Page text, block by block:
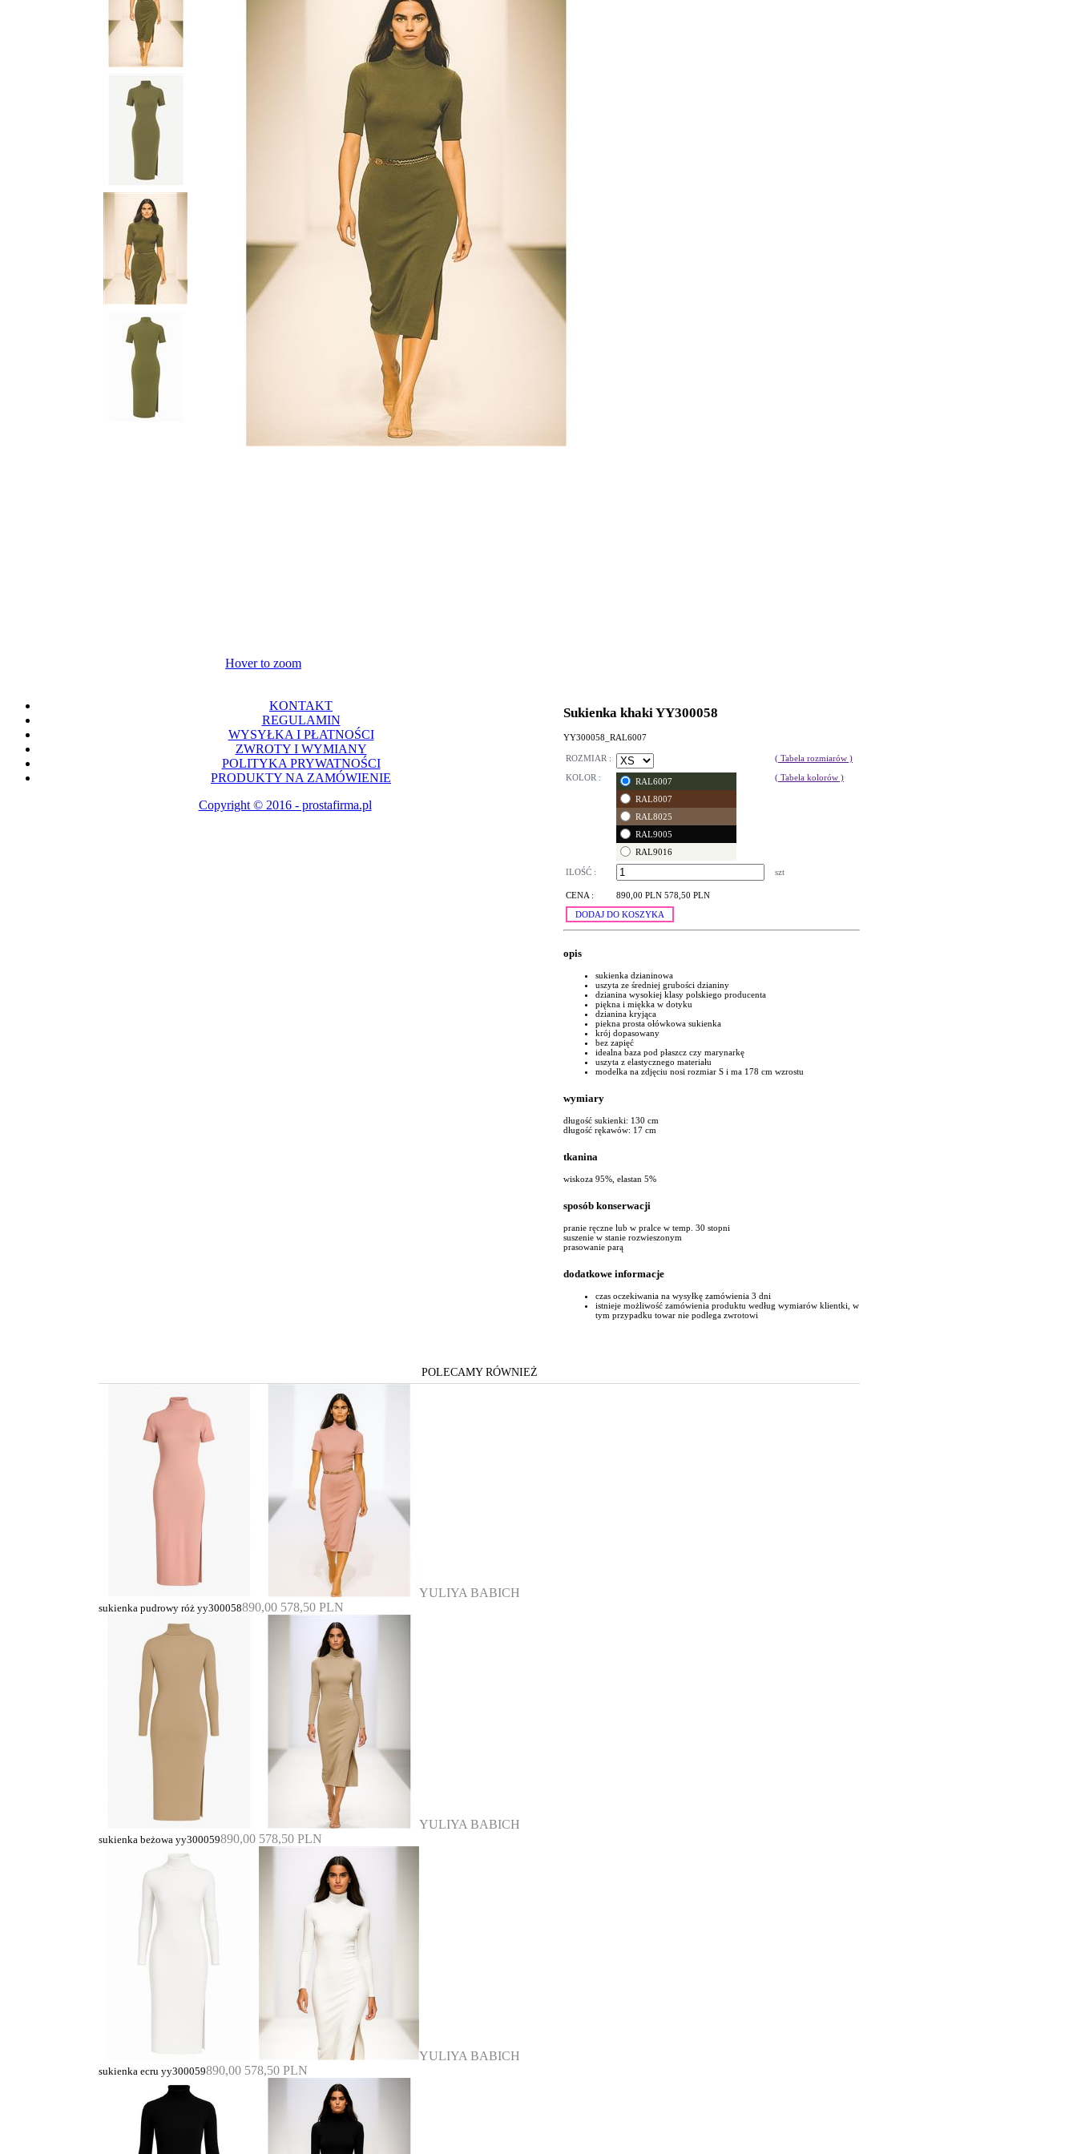
Hover to zoom
Sukienka khaki YY300058
YY300058_RAL6007
ROZMIAR :
( Tabela rozmiarów )
KOLOR :
RAL6007
RAL8007
RAL8025
RAL9005
RAL9016
( Tabela kolorów )
ILOŚĆ : szt
CENA : 890,00 PLN 578,50 PLN
DODAJ DO KOSZYKA
opis
sukienka dzianinowa
uszyta ze średniej grubości dzianiny
dzianina wysokiej klasy polskiego producenta
piękna i miękka w dotyku
dzianina kryjąca
piekna prosta ołówkowa sukienka
krój dopasowany
bez zapięć
idealna baza pod płaszcz czy marynarkę
uszyta z elastycznego materiału
modelka na zdjęciu nosi rozmiar S i ma 178 cm wzrostu
wymiary
długość sukienki: 130 cm
długość rękawów: 17 cm
tkanina
wiskoza 95%, elastan 5%
sposób konserwacji
pranie ręczne lub w pralce w temp. 30 stopni
suszenie w stanie rozwieszonym
prasowanie parą
dodatkowe informacje
czas oczekiwania na wysyłkę zamówienia 3 dni
istnieje możliwość zamówienia produktu według wymiarów klientki, w
tym przypadku towar nie podlega zwrotowi
POLECAMY RÓWNIEŻ
YULIYA BABICH
sukienka pudrowy róż yy300058890,00 578,50 PLN
YULIYA BABICH
sukienka beżowa yy300059890,00 578,50 PLN
YULIYA BABICH
sukienka ecru yy300059890,00 578,50 PLN
KONTAKT
REGULAMIN
WYSYŁKA I PŁATNOŚCI
ZWROTY I WYMIANY
POLITYKA PRYWATNOŚCI
PRODUKTY NA ZAMÓWIENIE
Copyright © 2016 - prostafirma.pl